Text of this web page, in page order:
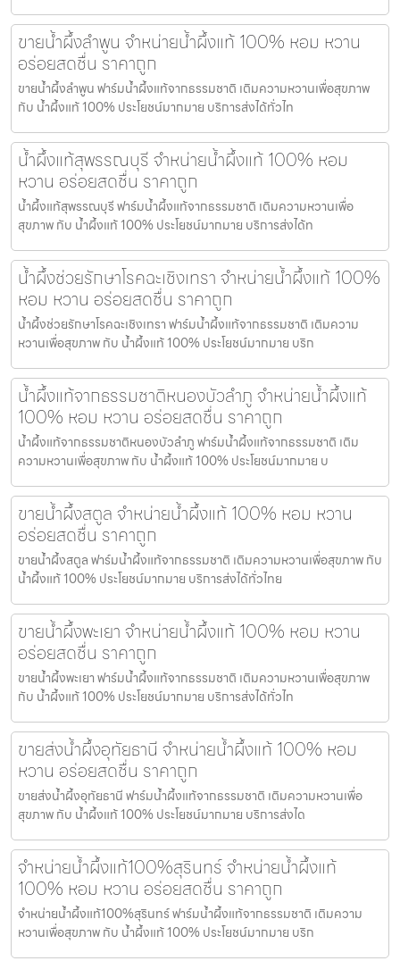
ขายน้ำผึ้งลำพูน จำหน่ายน้ำผึ้งแท้ 100% หอม หวาน
อร่อยสดชื่น ราคาถูก
ขายน้ำผึ้งลำพูน ฟาร์มน้ำผึ้งแท้จากธรรมชาติ เติมความหวานเพื่อสุขภาพ
กับ น้ำผึ้งแท้ 100% ประโยชน์มากมาย บริการส่งได้ทั่วไท
น้ำผึ้งแท้สุพรรณบุรี จำหน่ายน้ำผึ้งแท้ 100% หอม
หวาน อร่อยสดชื่น ราคาถูก
น้ำผึ้งแท้สุพรรณบุรี ฟาร์มน้ำผึ้งแท้จากธรรมชาติ เติมความหวานเพื่อ
สุขภาพ กับ น้ำผึ้งแท้ 100% ประโยชน์มากมาย บริการส่งได้ท
น้ำผึ้งช่วยรักษาโรคฉะเชิงเทรา จำหน่ายน้ำผึ้งแท้ 100%
หอม หวาน อร่อยสดชื่น ราคาถูก
น้ำผึ้งช่วยรักษาโรคฉะเชิงเทรา ฟาร์มน้ำผึ้งแท้จากธรรมชาติ เติมความ
หวานเพื่อสุขภาพ กับ น้ำผึ้งแท้ 100% ประโยชน์มากมาย บริก
น้ำผึ้งแท้จากธรรมชาติหนองบัวลำภู จำหน่ายน้ำผึ้งแท้
100% หอม หวาน อร่อยสดชื่น ราคาถูก
น้ำผึ้งแท้จากธรรมชาติหนองบัวลำภู ฟาร์มน้ำผึ้งแท้จากธรรมชาติ เติม
ความหวานเพื่อสุขภาพ กับ น้ำผึ้งแท้ 100% ประโยชน์มากมาย บ
ขายน้ำผึ้งสตูล จำหน่ายน้ำผึ้งแท้ 100% หอม หวาน
อร่อยสดชื่น ราคาถูก
ขายน้ำผึ้งสตูล ฟาร์มน้ำผึ้งแท้จากธรรมชาติ เติมความหวานเพื่อสุขภาพ กับ
น้ำผึ้งแท้ 100% ประโยชน์มากมาย บริการส่งได้ทั่วไทย
ขายน้ำผึ้งพะเยา จำหน่ายน้ำผึ้งแท้ 100% หอม หวาน
อร่อยสดชื่น ราคาถูก
ขายน้ำผึ้งพะเยา ฟาร์มน้ำผึ้งแท้จากธรรมชาติ เติมความหวานเพื่อสุขภาพ
กับ น้ำผึ้งแท้ 100% ประโยชน์มากมาย บริการส่งได้ทั่วไท
ขายส่งน้ำผึ้งอุทัยธานี จำหน่ายน้ำผึ้งแท้ 100% หอม
หวาน อร่อยสดชื่น ราคาถูก
ขายส่งน้ำผึ้งอุทัยธานี ฟาร์มน้ำผึ้งแท้จากธรรมชาติ เติมความหวานเพื่อ
สุขภาพ กับ น้ำผึ้งแท้ 100% ประโยชน์มากมาย บริการส่งได
จำหน่ายน้ำผึ้งแท้100%สุรินทร์ จำหน่ายน้ำผึ้งแท้
100% หอม หวาน อร่อยสดชื่น ราคาถูก
จำหน่ายน้ำผึ้งแท้100%สุรินทร์ ฟาร์มน้ำผึ้งแท้จากธรรมชาติ เติมความ
หวานเพื่อสุขภาพ กับ น้ำผึ้งแท้ 100% ประโยชน์มากมาย บริก